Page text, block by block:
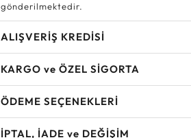
gönderilmektedir.
ALIŞVERİŞ KREDİSİ
KARGO ve ÖZEL SİGORTA
ÖDEME SEÇENEKLERİ
İPTAL, İADE ve DEĞİŞİM